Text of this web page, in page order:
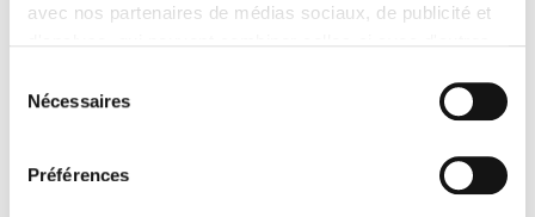
avec nos partenaires de médias sociaux, de publicité et
collectées lors de votre utilisation de leurs services.
Nécessaires
Préférences